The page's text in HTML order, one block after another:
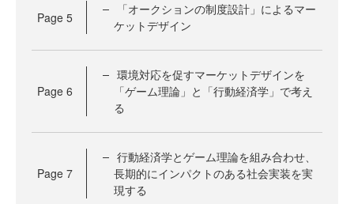
Page 5
「オークションの制度設計」によるマー
ケットデザイン
Page 6
環境対応を促すマーケットデザインを
「ゲーム理論」と「行動経済学」で考え
る
Page 7
行動経済学とゲーム理論を組み合わせ、
長期的にインパクトのある社会実装を実
現する